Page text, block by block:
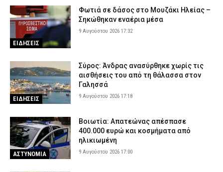
ΕΙΔΗΣΕΙΣ
Φωτιά σε δάσος στο Μουζάκι Ηλείας –
Σηκώθηκαν εναέρια μέσα
9 Αυγούστου 2026 17:32
ΕΙΔΗΣΕΙΣ
Σύρος: Άνδρας ανασύρθηκε χωρίς τις
αισθήσεις του από τη θάλασσα στον
Γαλησσά
9 Αυγούστου 2026 17:18
ΑΣΤΥΝΟΜΙΑ
Βοιωτία: Απατεώνας απέσπασε
400.000 ευρώ και κοσμήματα από
ηλικιωμένη
9 Αυγούστου 2026 17:00